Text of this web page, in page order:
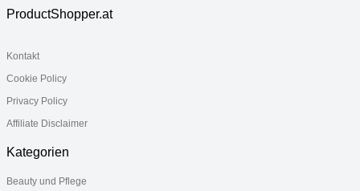
ProductShopper.at
Kontakt
Cookie Policy
Privacy Policy
Affiliate Disclaimer
Kategorien
Beauty und Pflege